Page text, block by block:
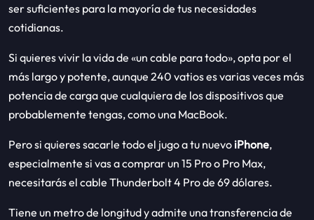
ser suficientes para la mayoría de tus necesidades
cotidianas.
Si quieres vivir la vida de «un cable para todo», opta por el
más largo y potente, aunque 240 vatios es varias veces más
potencia de carga que cualquiera de los dispositivos que
probablemente tengas, como una MacBook.
Pero si quieres sacarle todo el jugo a tu nuevo iPhone,
especialmente si vas a comprar un 15 Pro o Pro Max,
necesitarás el cable Thunderbolt 4 Pro de 69 dólares.
Tiene un metro de longitud y admite una transferencia de